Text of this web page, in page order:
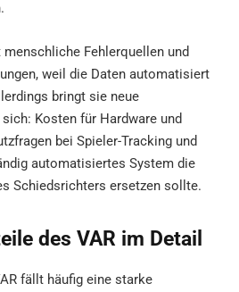
Fehlerquellen und
weil die Daten automatisiert
bringt sie neue
Kosten für Hardware und
bei Spieler-Tracking und
automatisiertes System die
Schiedsrichters ersetzen sollte.
des VAR im Detail
fällt häufig eine starke